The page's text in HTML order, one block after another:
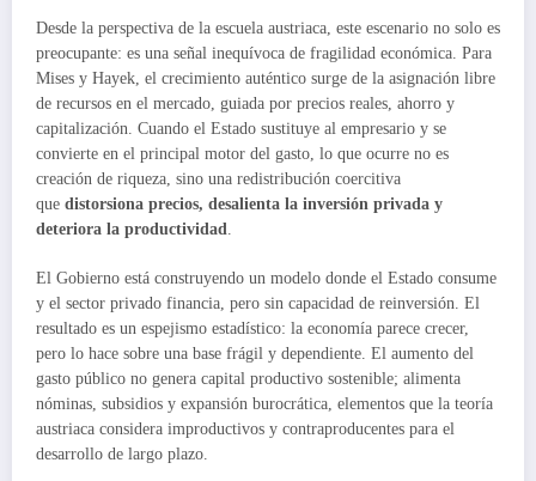
Desde la perspectiva de la escuela austriaca, este escenario no solo es
preocupante: es una señal inequívoca de fragilidad económica. Para
Mises y Hayek, el crecimiento auténtico surge de la asignación libre
de recursos en el mercado, guiada por precios reales, ahorro y
capitalización. Cuando el Estado sustituye al empresario y se
convierte en el principal motor del gasto, lo que ocurre no es
creación de riqueza, sino una redistribución coercitiva
que distorsiona precios, desalienta la inversión privada y
deteriora la productividad.
El Gobierno está construyendo un modelo donde el Estado consume
y el sector privado financia, pero sin capacidad de reinversión. El
resultado es un espejismo estadístico: la economía parece crecer,
pero lo hace sobre una base frágil y dependiente. El aumento del
gasto público no genera capital productivo sostenible; alimenta
nóminas, subsidios y expansión burocrática, elementos que la teoría
austriaca considera improductivos y contraproducentes para el
desarrollo de largo plazo.